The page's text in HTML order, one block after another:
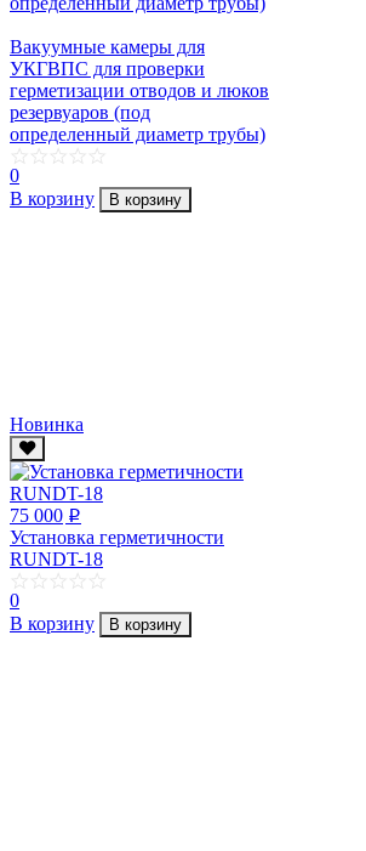
Вакуумные камеры для
УКГВПС для проверки
герметизации отводов и люков
резервуаров (под
определенный диаметр трубы)
0
В корзину
В корзину
Новинка
75 000 p
Установка герметичности
RUNDT-18
0
В корзину
В корзину